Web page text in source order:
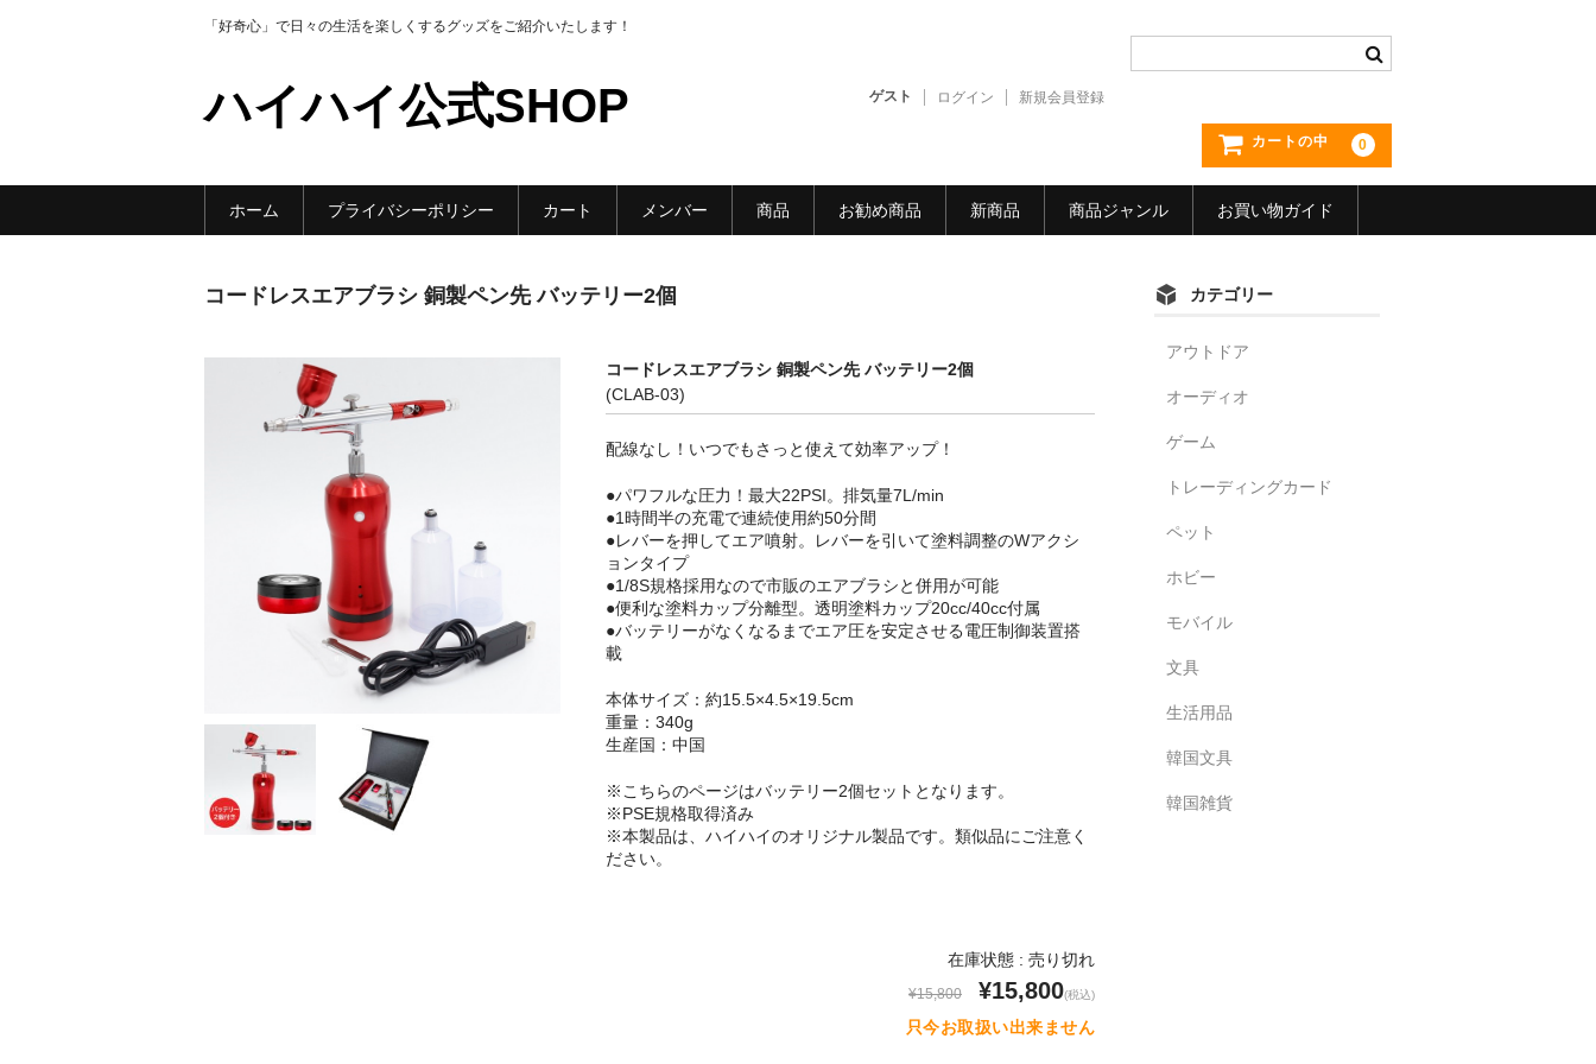
「好奇心」で日々の生活を楽しくするグッズをご紹介いたします！
ハイハイ公式SHOP ゲスト ログイン 新規会員登録
カートの中 0
ホーム プライバシーポリシー カート メンバー 商品 お勧め商品 新商品 商品ジャンル お買い物ガイド
コードレスエアブラシ 銅製ペン先 バッテリー2個
コードレスエアブラシ 銅製ペン先 バッテリー2個
(CLAB-03)
配線なし！いつでもさっと使えて効率アップ！
●パワフルな圧力！最大22PSI。排気量7L/min
●1時間半の充電で連続使用約50分間
●レバーを押してエア噴射。レバーを引いて塗料調整のWアクシ
ョンタイプ
●1/8S規格採用なので市販のエアブラシと併用が可能
●便利な塗料カップ分離型。透明塗料カップ20cc/40cc付属
●バッテリーがなくなるまでエア圧を安定させる電圧制御装置搭
載
本体サイズ：約15.5×4.5×19.5cm
重量：340g
生産国：中国
※こちらのページはバッテリー2個セットとなります。
※PSE規格取得済み
※本製品は、ハイハイのオリジナル製品です。類似品にご注意く
ださい。
在庫状態 : 売り切れ
¥15,800 ¥15,800(税込)
只今お取扱い出来ません
カテゴリー
アウトドア
オーディオ
ゲーム
トレーディングカード
ペット
ホビー
モバイル
文具
生活用品
韓国文具
韓国雑貨